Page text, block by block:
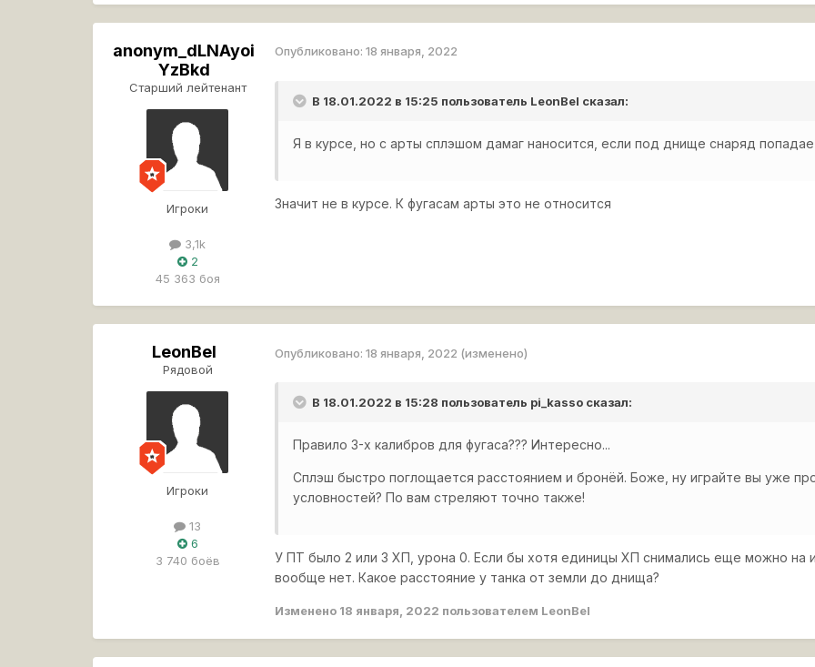
anonym_dLNAyoi
YzBkd
Старший лейтенант
Игроки
3,1k
2
45 363 боя
Опубликовано:18 января, 2022
В 18.01.2022 в 15:25 пользователь LeonBel сказал:
Я в курсе, но с арты сплэшом дамаг наносится, если под днище снаряд
Значит не в курсе. К фугасам арты это не относится
LeonBel
Рядовой
Игроки
13
6
3 740 боёв
Опубликовано:18 января, 2022 (изменено)
В 18.01.2022 в 15:28 пользователь pi_kasso сказал:
Правило 3-х калибров для фугаса??? Интересно...
Сплэш быстро поглощается расстоянием и бронёй. Боже, ну играйте вы уже
условностей? По вам стреляют точно также!
У ПТ было 2 или 3 ХП, урона 0. Если бы хотя единицы ХП снимались еще можно на
вообще нет. Какое расстояние у танка от земли до днища?
Изменено 18 января, 2022 пользователем LeonBel